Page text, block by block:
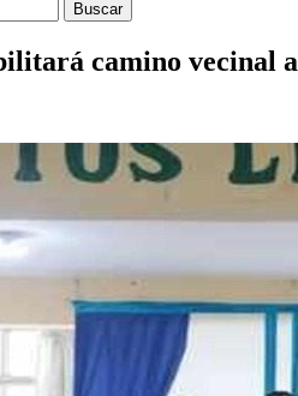
camino vecinal